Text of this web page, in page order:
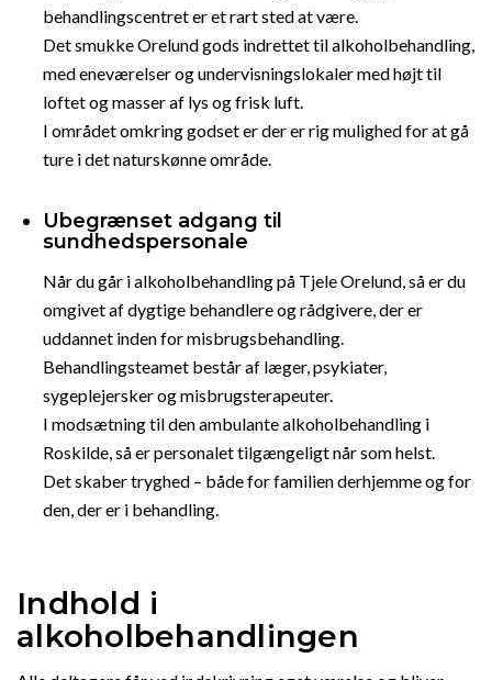
behandlingscentret er et rart sted at være.
Det smukke Orelund gods indrettet til alkoholbehandling,
med eneværelser og undervisningslokaler med højt til
loftet og masser af lys og frisk luft.
I området omkring godset er der er rig mulighed for at gå
ture i det naturskønne område.
Ubegrænset adgang til
sundhedspersonale
Når du går i alkoholbehandling på Tjele Orelund, så er du
omgivet af dygtige behandlere og rådgivere, der er
uddannet inden for misbrugsbehandling.
Behandlingsteamet består af læger, psykiater,
sygeplejersker og misbrugsterapeuter.
I modsætning til den ambulante alkoholbehandling i
Roskilde, så er personalet tilgængeligt når som helst.
Det skaber tryghed – både for familien derhjemme og for
den, der er i behandling.
Indhold i
alkoholbehandlingen